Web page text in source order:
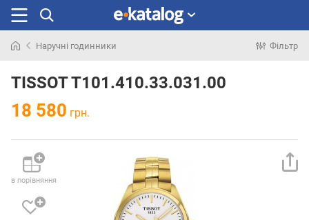
раніше
Наручні годинники Фільтр
TISSOT T101.410.33.031.00
18 580 грн.
в порівняння